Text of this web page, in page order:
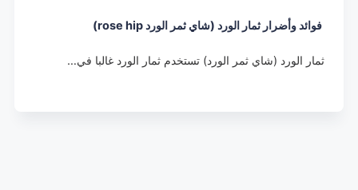
فوائد وأضرار ثمار الورد (شاي ثمر الورد rose hip)
ثمار الورد (شاي ثمر الورد) تستخدم ثمار الورد غالبا في…